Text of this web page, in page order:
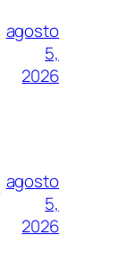
agosto
5,
2026
agosto
5,
2026